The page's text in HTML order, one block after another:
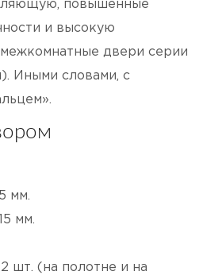
повышенные
и высокую
двери серии
Иными словами, с
мм.
15 мм.
2 шт. (на полотне и на